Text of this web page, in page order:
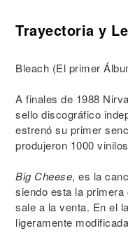
Trayectoria y
Bleach (El primer
A finales de 1988
sello discográfico
estrenó su primer
produjeron 1000
Big Cheese, es la
siendo esta la primera
sale a la venta. En el
ligeramente